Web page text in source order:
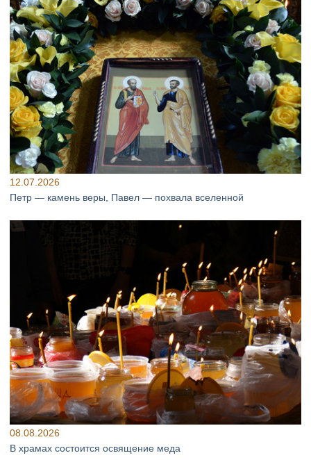
12.07.2026
Петр — камень веры, Павел — похвала вселенной
08.08.2026
В храмах состоится освящение меда